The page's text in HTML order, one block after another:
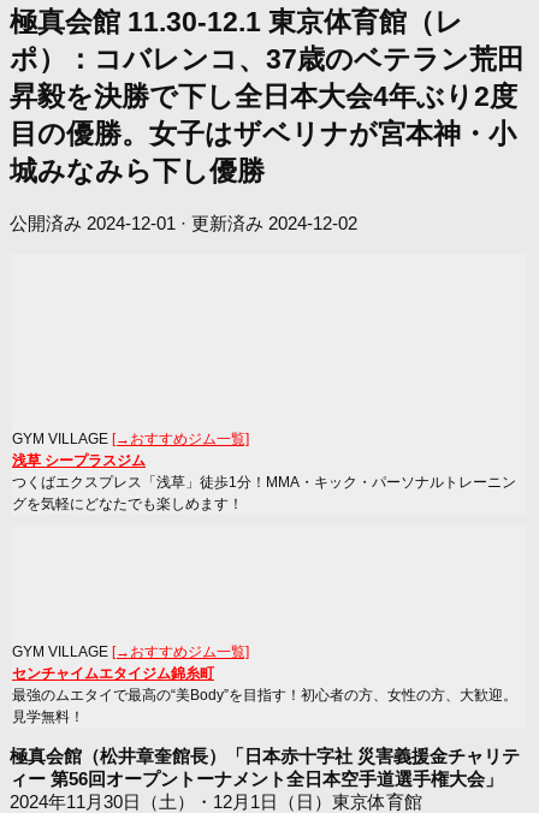
極真会館 11.30-12.1 東京体育館（レ
ポ）：コバレンコ、37歳のベテラン荒田
昇毅を決勝で下し全日本大会4年ぶり2度
目の優勝。女子はザベリナが宮本神・小
城みなみら下し優勝
公開済み 2024-12-01 · 更新済み 2024-12-02
GYM VILLAGE [→おすすめジム一覧]
浅草 シープラスジム
つくばエクスプレス「浅草」徒歩1分！MMA・キック・パーソナルトレーニン
グを気軽にどなたでも楽しめます！
GYM VILLAGE [→おすすめジム一覧]
センチャイムエタイジム錦糸町
最強のムエタイで最高の“美Body”を目指す！初心者の方、女性の方、大歓迎。
見学無料！
極真会館（松井章奎館長）「日本赤十字社 災害義援金チャリテ
ィー 第56回オープントーナメント全日本空手道選手権大会」
2024年11月30日（土）・12月1日（日）東京体育館